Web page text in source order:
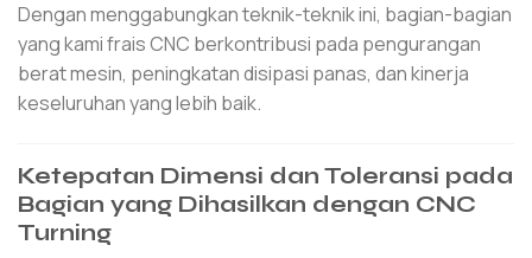
Dengan menggabungkan teknik-teknik ini, bagian-bagian
yang kami frais CNC berkontribusi pada pengurangan
berat mesin, peningkatan disipasi panas, dan kinerja
keseluruhan yang lebih baik.
Ketepatan Dimensi dan Toleransi pada
Bagian yang Dihasilkan dengan CNC
Turning